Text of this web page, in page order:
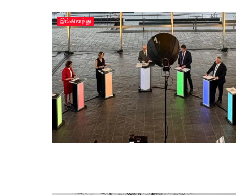
இங்கிலாந்து